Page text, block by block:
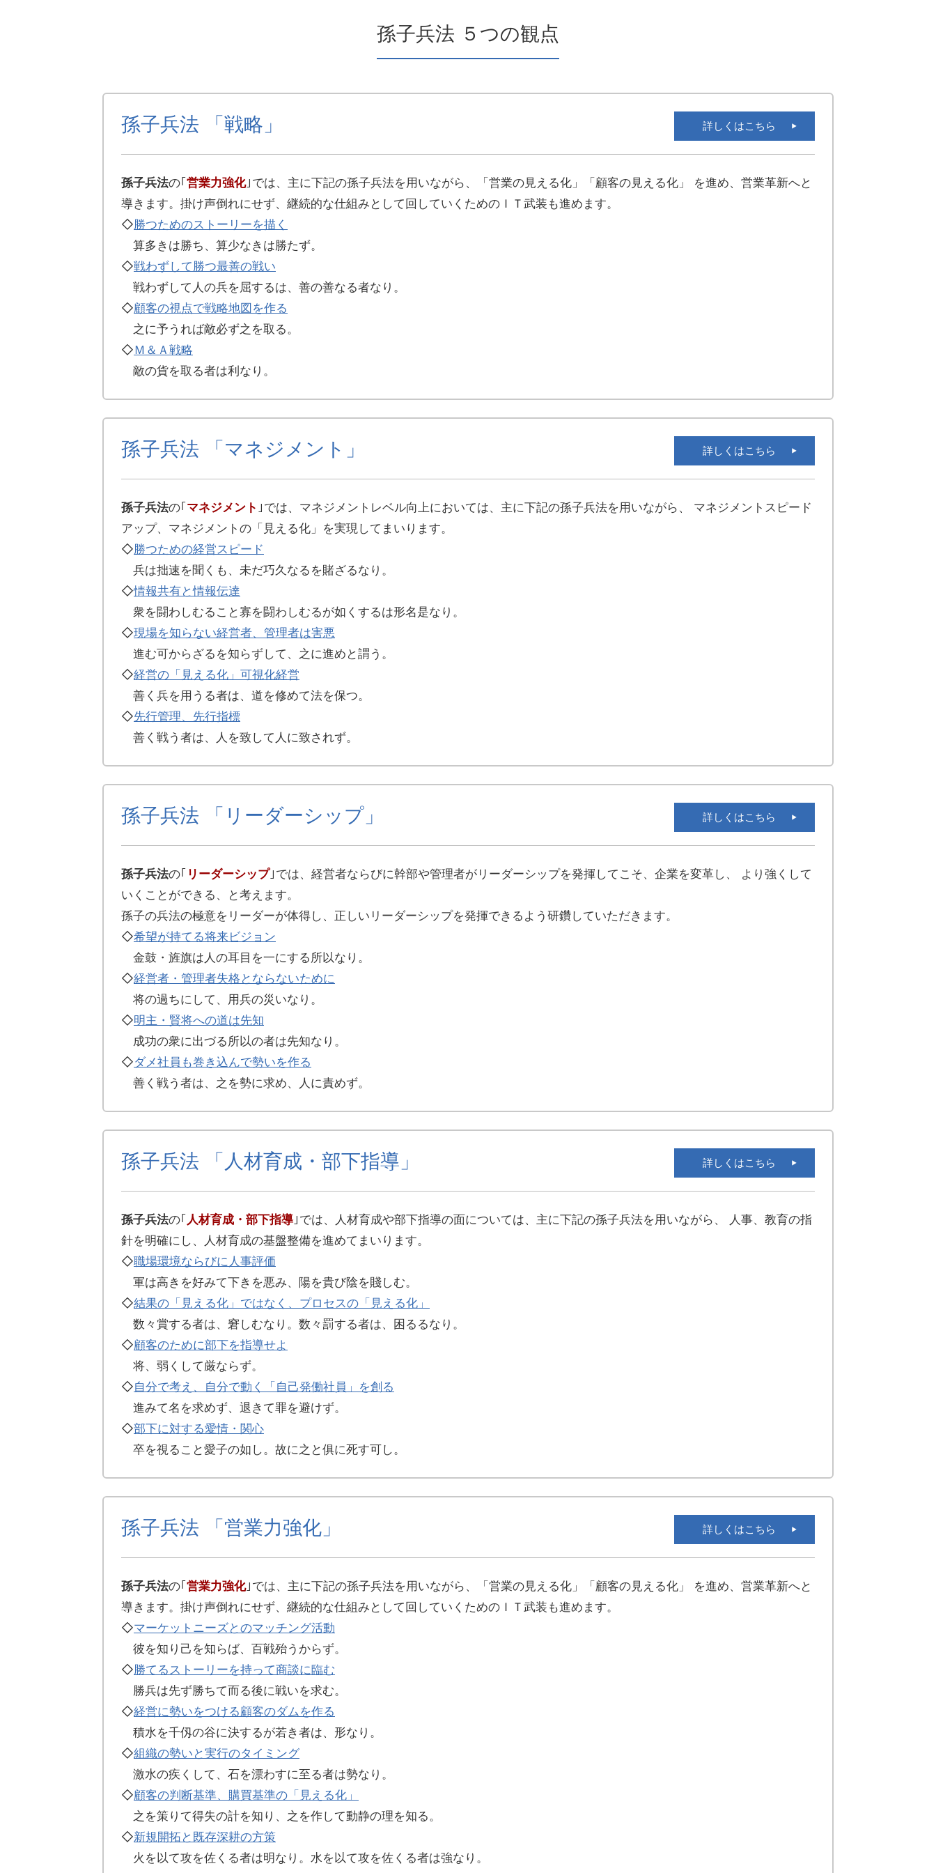
孫子兵法 ５つの観点
孫子兵法 「戦略」
孫子兵法の｢ 営業力強化｣では、主に下記の孫子兵法を用いながら、「営業の見える化」「顧客の見える化」 を進め、営業革新へと
導きます。掛け声倒れにせず、継続的な仕組みとして回していくためのＩＴ武装も進めます。
◇勝つためのストーリーを描く
算多きは勝ち、算少なきは勝たず。
◇戦わずして勝つ最善の戦い
戦わずして人の兵を屈するは、善の善なる者なり。
◇顧客の視点で戦略地図を作る
之に予うれば敵必ず之を取る。
◇Ｍ＆Ａ戦略
敵の貨を取る者は利なり。
詳しくはこちら
孫子兵法 「マネジメント」
孫子兵法の｢ マネジメント ｣では、マネジメントレベル向上においては、主に下記の孫子兵法を用いながら、 マネジメントスピード
アップ、マネジメントの「見える化」を実現してまいります。
◇勝つための経営スピード
兵は拙速を聞くも、未だ巧久なるを賭ざるなり。
◇情報共有と情報伝達
衆を闘わしむること寡を闘わしむるが如くするは形名是なり。
◇現場を知らない経営者、管理者は害悪
進む可からざるを知らずして、之に進めと謂う。
◇経営の「見える化」可視化経営
善く兵を用うる者は、道を修めて法を保つ。
◇先行管理、先行指標
善く戦う者は、人を致して人に致されず。
詳しくはこちら
孫子兵法 「リーダーシップ」
孫子兵法の｢ リーダーシップ｣では、経営者ならびに幹部や管理者がリーダーシップを発揮してこそ、企業を変革し、 より強くして
いくことができる、と考えます。
孫子の兵法の極意をリーダーが体得し、正しいリーダーシップを発揮できるよう研鑽していただきます。
◇希望が持てる将来ビジョン
金鼓・旌旗は人の耳目を一にする所以なり。
◇経営者・管理者失格とならないために
将の過ちにして、用兵の災いなり。
◇明主・賢将への道は先知
成功の衆に出づる所以の者は先知なり。
◇ダメ社員も巻き込んで勢いを作る
善く戦う者は、之を勢に求め、人に責めず。
詳しくはこちら
孫子兵法 「人材育成・部下指導」
孫子兵法の｢ 人材育成・部下指導 ｣では、人材育成や部下指導の面については、主に下記の孫子兵法を用いながら、 人事、教育の指
針を明確にし、人材育成の基盤整備を進めてまいります。
◇職場環境ならびに人事評価
軍は高きを好みて下きを悪み、陽を貴び陰を賤しむ。
◇結果の「見える化」ではなく、プロセスの「見える化」
数々賞する者は、窘しむなり。数々罰する者は、困るるなり。
◇顧客のために部下を指導せよ
将、弱くして厳ならず。
◇自分で考え、自分で動く「自己発働社員」を創る
進みて名を求めず、退きて罪を避けず。
◇部下に対する愛情・関心
卒を視ること愛子の如し。故に之と俱に死す可し。
詳しくはこちら
孫子兵法 「営業力強化」
孫子兵法の｢ 営業力強化｣では、主に下記の孫子兵法を用いながら、「営業の見える化」「顧客の見える化」 を進め、営業革新へと
導きます。掛け声倒れにせず、継続的な仕組みとして回していくためのＩＴ武装も進めます。
◇マーケットニーズとのマッチング活動
彼を知り己を知らば、百戦殆うからず。
◇勝てるストーリーを持って商談に臨む
勝兵は先ず勝ちて而る後に戦いを求む。
◇経営に勢いをつける顧客のダムを作る
積水を千仭の谷に決するが若き者は、形なり。
◇組織の勢いと実行のタイミング
激水の疾くして、石を漂わすに至る者は勢なり。
◇顧客の判断基準、購買基準の「見える化」
之を策りて得失の計を知り、之を作して動静の理を知る。
◇新規開拓と既存深耕の方策
火を以て攻を佐くる者は明なり。水を以て攻を佐くる者は強なり。
詳しくはこちら